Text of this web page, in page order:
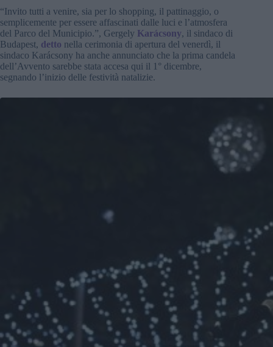
“Invito tutti a venire, sia per lo shopping, il pattinaggio, o
semplicemente per essere affascinati dalle luci e l’atmosfera
del Parco del Municipio.”, Gergely Karácsony, il sindaco di
Budapest, detto nella cerimonia di apertura del venerdì, il
sindaco Karácsony ha anche annunciato che la prima candela
dell’Avvento sarebbe stata accesa qui il 1° dicembre,
segnando l’inizio delle festività natalizie.